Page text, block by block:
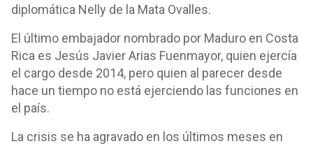
diplomática Nelly de la Mata Ovalles.
El último embajador nombrado por Maduro en Costa
Rica es Jesús Javier Arias Fuenmayor, quien ejercía
el cargo desde 2014, pero quien al parecer desde
hace un tiempo no está ejerciendo las funciones en
el país.
La crisis se ha agravado en los últimos meses en